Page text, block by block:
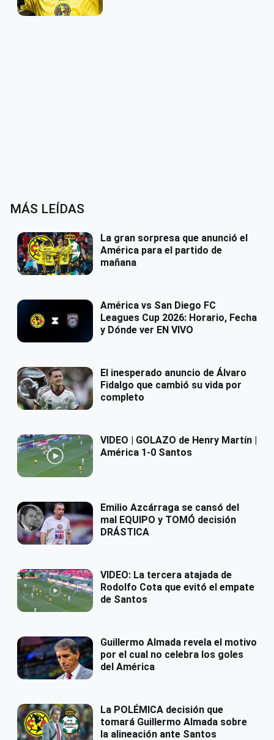
MÁS LEÍDAS
La gran sorpresa que anunció el
América para el partido de
mañana
América vs San Diego FC
Leagues Cup 2026: Horario, Fecha
y Dónde ver EN VIVO
El inesperado anuncio de Álvaro
Fidalgo que cambió su vida por
completo
VIDEO | GOLAZO de Henry Martín |
América 1-0 Santos
Emilio Azcárraga se cansó del
mal EQUIPO y TOMÓ decisión
DRÁSTICA
VIDEO: La tercera atajada de
Rodolfo Cota que evitó el empate
de Santos
Guillermo Almada revela el motivo
por el cual no celebra los goles
del América
La POLÉMICA decisión que
tomará Guillermo Almada sobre
la alineación ante Santos